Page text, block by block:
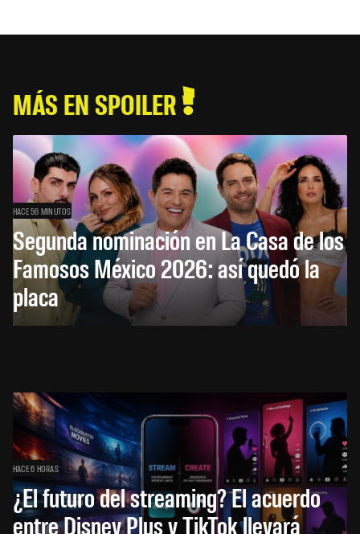
MÁS EN SPOILER
HACE 56 MINUTOS
Segunda nominación en La Casa de los
Famosos México 2026: así quedó la
placa
HACE 6 HORAS
¿El futuro del streaming? El acuerdo
entre Disney Plus y TikTok llevará